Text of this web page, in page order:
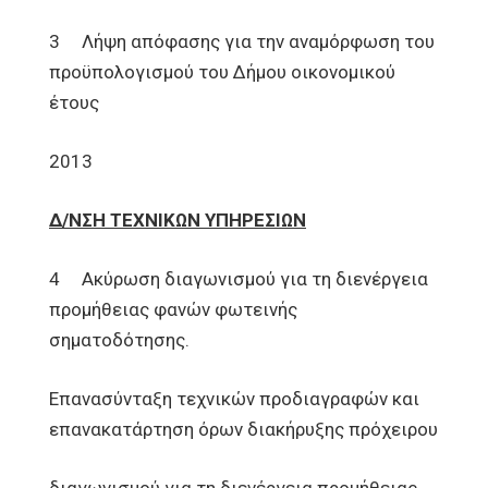
3 Λήψη απόφασης για την αναμόρφωση του
προϋπολογισμού του Δήμου οικονομικού
έτους
2013
Δ/ΝΣΗ ΤΕΧΝΙΚΩΝ ΥΠΗΡΕΣΙΩΝ
4 Ακύρωση διαγωνισμού για τη διενέργεια
προμήθειας φανών φωτεινής
σηματοδότησης.
Επανασύνταξη τεχνικών προδιαγραφών και
επανακατάρτηση όρων διακήρυξης πρόχειρου